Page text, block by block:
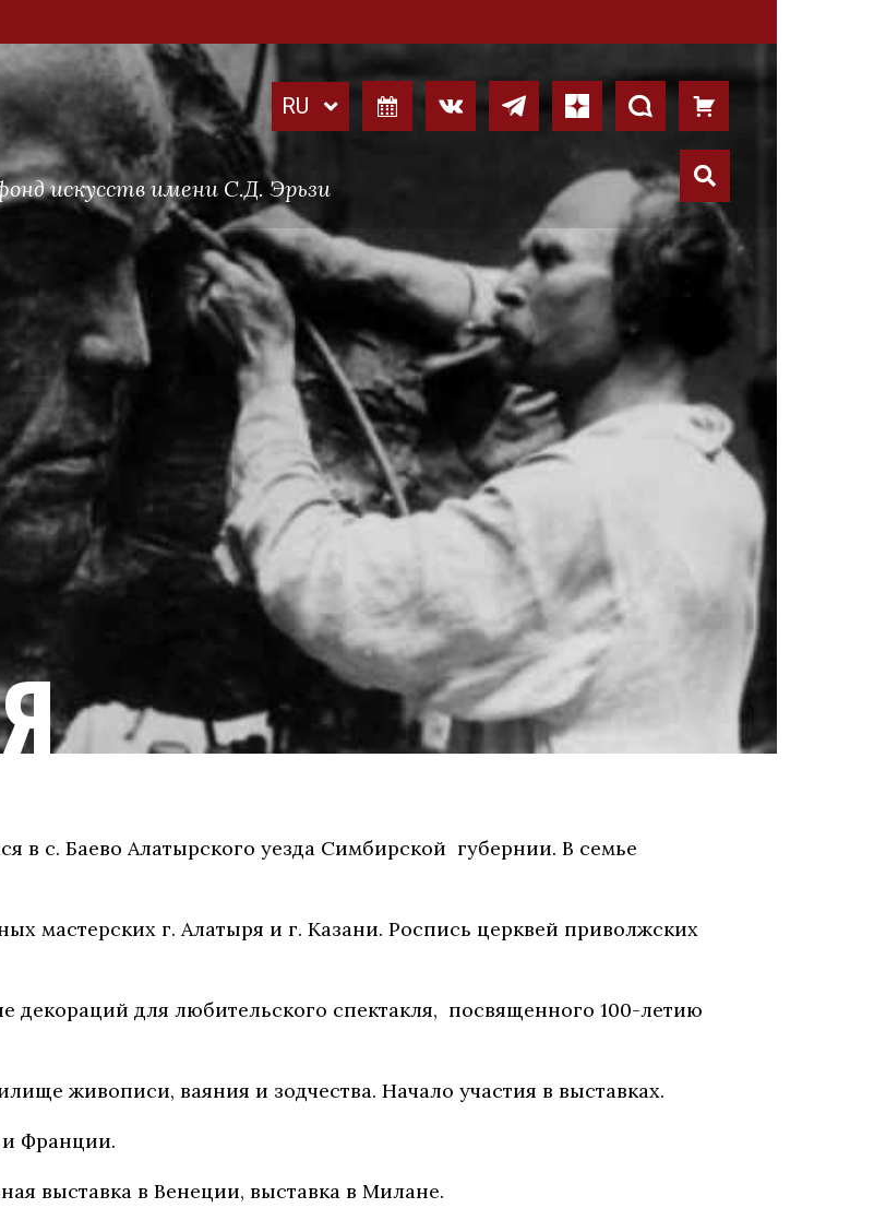
искусств имени С.Д. Эрьзи
в с. Баево Алатырского уезда Симбирской губернии. В семье
мастерских г. Алатыря и г. Казани. Роспись церквей приволжских
декораций для любительского спектакля, посвященного 100-летию
живописи, ваяния и зодчества. Начало участия в выставках.
и Франции.
выставка в Венеции, выставка в Милане.